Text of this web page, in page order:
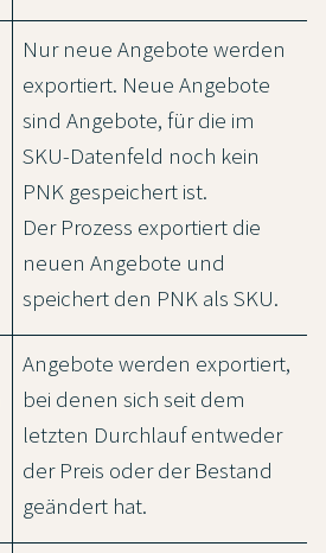
Nur neue Angebote werden
exportiert. Neue Angebote
sind Angebote, für die im
SKU-Datenfeld noch kein
PNK gespeichert ist.
Der Prozess exportiert die
neuen Angebote und
speichert den PNK als SKU.
Angebote werden exportiert,
bei denen sich seit dem
letzten Durchlauf entweder
der Preis oder der Bestand
geändert hat.